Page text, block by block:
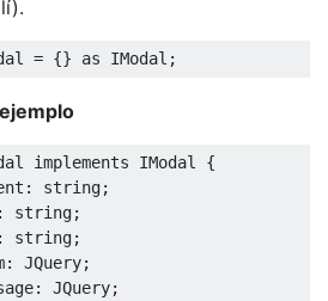
= {} as IModal ;
implements IModal
{
: string;
: string;
: string;
: JQuery;
: JQuery;